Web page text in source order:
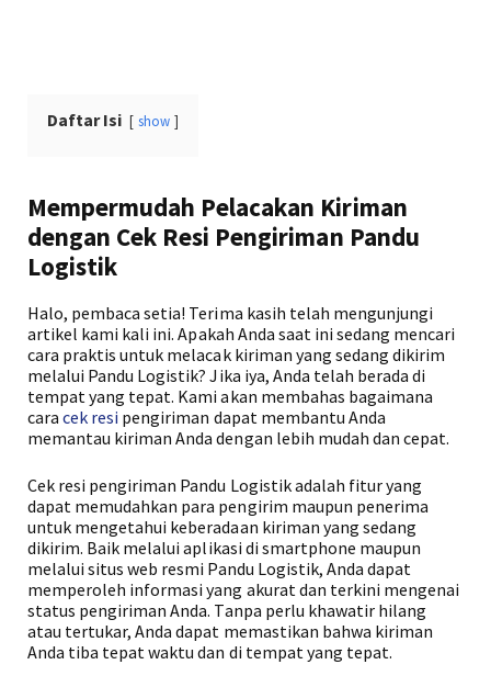
Daftar Isi show
Mempermudah Pelacakan Kiriman
dengan Cek Resi Pengiriman Pandu
Logistik
Halo, pembaca setia! Terima kasih telah mengunjungi
artikel kami kali ini. Apakah Anda saat ini sedang mencari
cara praktis untuk melacak kiriman yang sedang dikirim
melalui Pandu Logistik? Jika iya, Anda telah berada di
tempat yang tepat. Kami akan membahas bagaimana
caracek resi pengiriman dapat membantu Anda
memantau kiriman Anda dengan lebih mudah dan cepat.
Cek resi pengiriman Pandu Logistik adalah fitur yang
dapat memudahkan para pengirim maupun penerima
untuk mengetahui keberadaan kiriman yang sedang
dikirim. Baik melalui aplikasi di smartphone maupun
melalui situs web resmi Pandu Logistik, Anda dapat
memperoleh informasi yang akurat dan terkini mengenai
status pengiriman Anda. Tanpa perlu khawatir hilang
atau tertukar, Anda dapat memastikan bahwa kiriman
Anda tiba tepat waktu dan di tempat yang tepat.